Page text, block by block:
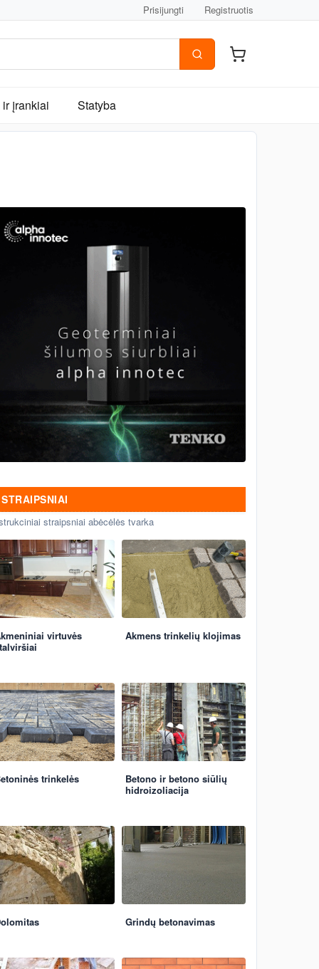
Prisijungti Registruotis
įrankiai Statyba
STRAIPSNIAI
straipsniai abėcėlės tvarka
virtuvės
Akmens trinkelių klojimas
trinkelės
Betono ir betono siūlių
hidroizoliacija
Grindų betonavimas